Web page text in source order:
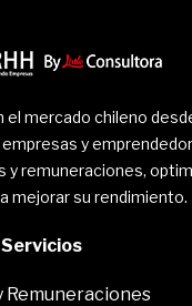
el mercado chileno
empresas y
y remuneraciones,
mejorar su rendimiento.
Remuneraciones